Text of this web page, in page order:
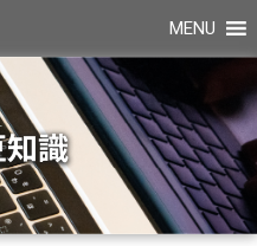
MENU
識